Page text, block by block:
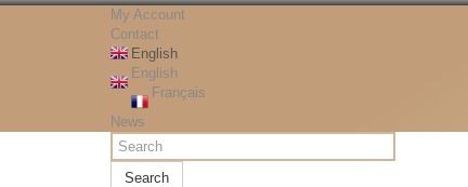
My Account
Contact
English
English
Français
News
Search